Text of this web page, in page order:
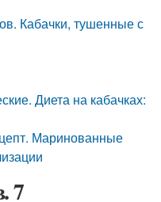
Кабачки, тушенные с
Диета на кабачках:
Маринованные
7